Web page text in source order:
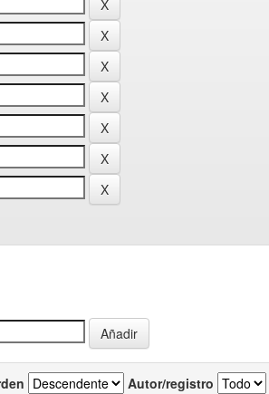
Autor/registro